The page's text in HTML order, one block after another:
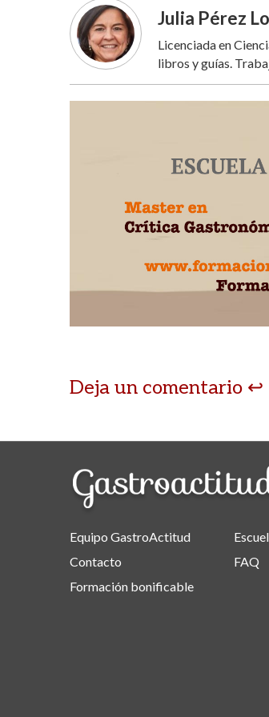
Julia Pérez
Licenciada en
libros y guías.
Deja un comentario
Equipo GastroActitud
Contacto
Formación bonificable
FAQ